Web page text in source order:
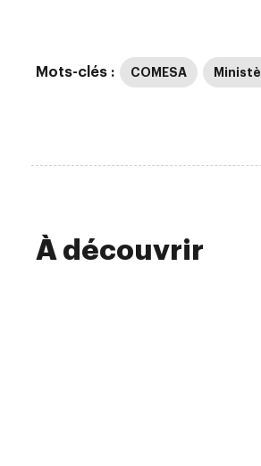
Mots-clés : COMESA
À découvrir